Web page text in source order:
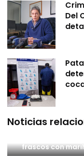
Del
Noticias
frascos con